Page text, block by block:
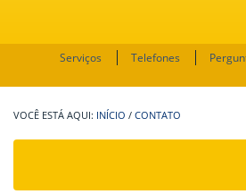
Serviços Telefones
INÍCIO / CONTATO